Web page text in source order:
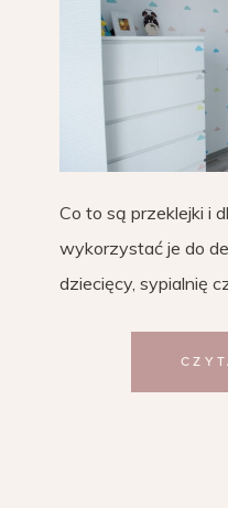
Co to są przeklejki i
wykorzystać je do
dziecięcy, sypialnię